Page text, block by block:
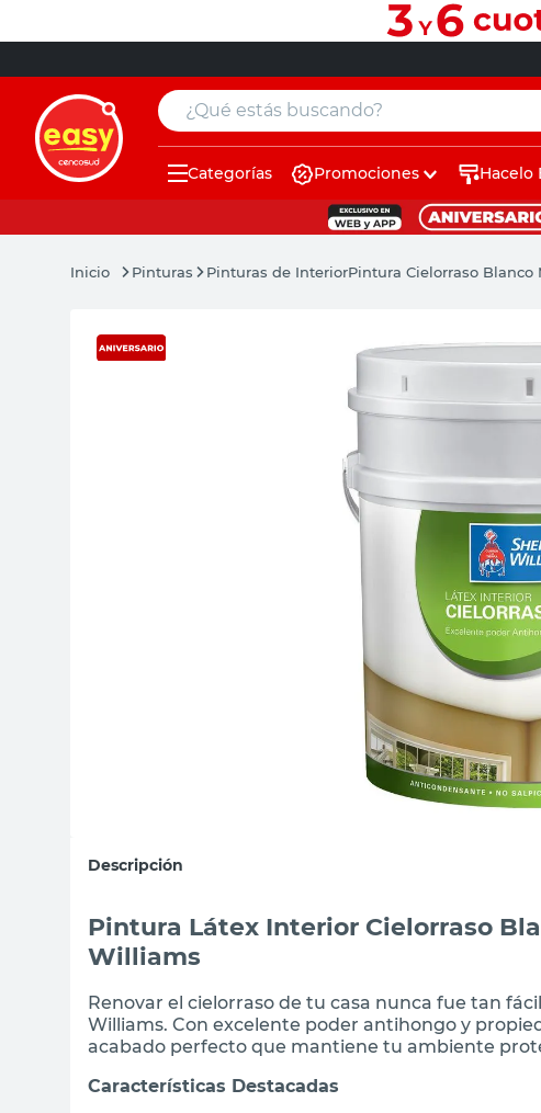
¿Qué estás buscando?
Categorías Promociones Hacelo
Pinturas Pinturas de InteriorPintura Cielorraso
Descripción
Pintura Látex Interior Cielorraso
Williams
Renovar el cielorraso de tu casa nunca fue tan
Williams. Con excelente poder antihongo y
acabado perfecto que mantiene tu ambiente
Características Destacadas
muebles